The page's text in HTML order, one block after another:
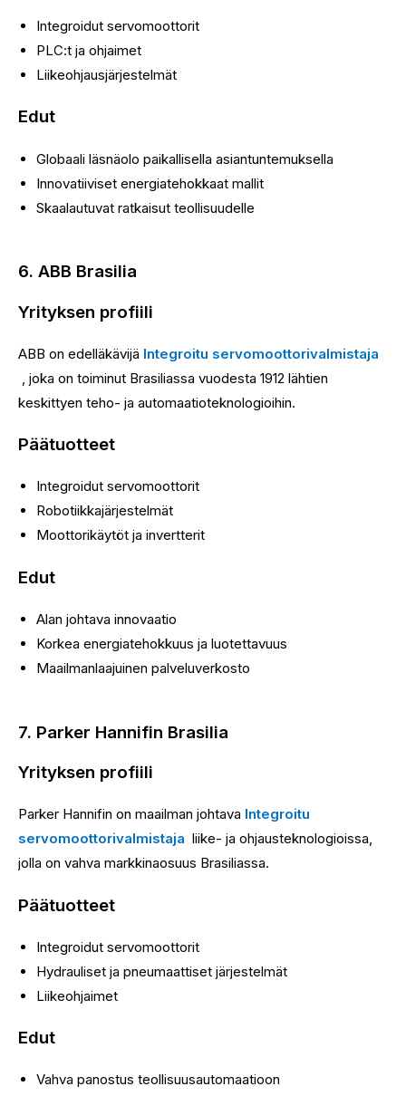
Integroidut servomoottorit
PLC:t ja ohjaimet
Liikeohjausjärjestelmät
Edut
Globaali läsnäolo paikallisella asiantuntemuksella
Innovatiiviset energiatehokkaat mallit
Skaalautuvat ratkaisut teollisuudelle
6. ABB Brasilia
Yrityksen profiili
ABB on edelläkävijä Integroitu servomoottorivalmistaja
, joka on toiminut Brasiliassa vuodesta 1912 lähtien
keskittyen teho- ja automaatioteknologioihin.
Päätuotteet
Integroidut servomoottorit
Robotiikkajärjestelmät
Moottorikäytöt ja invertterit
Edut
Alan johtava innovaatio
Korkea energiatehokkuus ja luotettavuus
Maailmanlaajuinen palveluverkosto
7. Parker Hannifin Brasilia
Yrityksen profiili
Parker Hannifin on maailman johtava Integroitu
servomoottorivalmistaja liike- ja ohjausteknologioissa,
jolla on vahva markkinaosuus Brasiliassa.
Päätuotteet
Integroidut servomoottorit
Hydrauliset ja pneumaattiset järjestelmät
Liikeohjaimet
Edut
Vahva panostus teollisuusautomaatioon